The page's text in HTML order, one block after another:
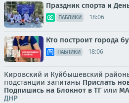
Праздник спорта и
ПАБЛИКИ 18:06
Кто построит города
ПАБЛИКИ 18:06
Кировский и Куйбышевский
подстанции запитаны Прислать
Подпишись на Блокнот в ТГ или
ДНР